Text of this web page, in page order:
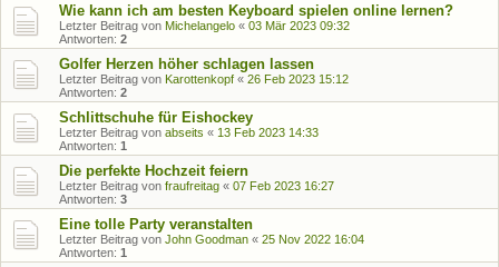
Wie kann ich am besten Keyboard spielen online lernen?
Letzter Beitrag von Michelangelo « 03 Mär 2023 09:32
Antworten: 2
Golfer Herzen höher schlagen lassen
Letzter Beitrag von Karottenkopf « 26 Feb 2023 15:12
Antworten: 2
Schlittschuhe für Eishockey
Letzter Beitrag von abseits « 13 Feb 2023 14:33
Antworten: 1
Die perfekte Hochzeit feiern
Letzter Beitrag von fraufreitag « 07 Feb 2023 16:27
Antworten: 3
Eine tolle Party veranstalten
Letzter Beitrag von John Goodman « 25 Nov 2022 16:04
Antworten: 1